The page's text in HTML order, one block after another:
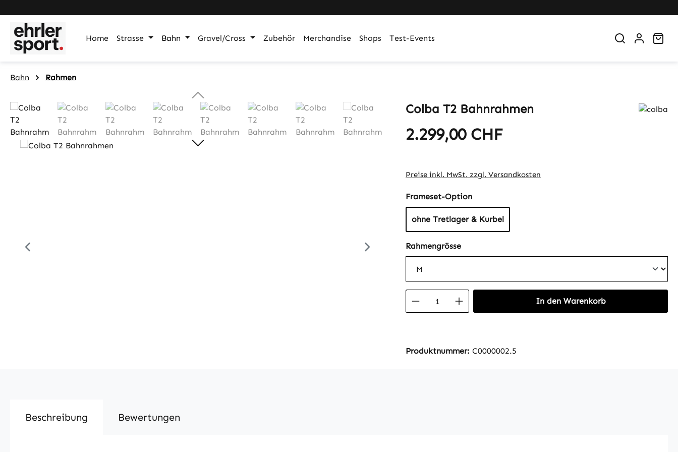
Home Strasse Bahn Gravel/Cross Zubehör Merchandise Shops Test-Events
Bahn Rahmen
Bildergalerie überspringen Colba T2 Bahnrahmen
Regulärer Preis:
2.299,00 CHF
Preise inkl. MwSt. zzgl. Versandkosten
Frameset-Optionauswählen
ohne Tretlager & Kurbel
Rahmengrösseauswählen
Produkt Anzahl: Gib den gewünschten Wert
In den Warenkorb
Produktnummer: C0000002.5
Beschreibung Bewertungen